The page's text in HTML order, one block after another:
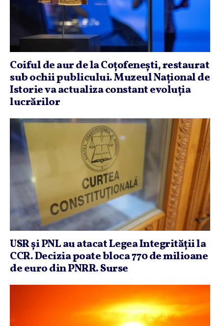
Coiful de aur de la Coţofeneşti, restaurat
sub ochii publicului. Muzeul Naţional de
Istorie va actualiza constant evoluţia
lucrărilor
USR şi PNL au atacat Legea Integrităţii la
CCR. Decizia poate bloca 770 de milioane
de euro din PNRR. Surse